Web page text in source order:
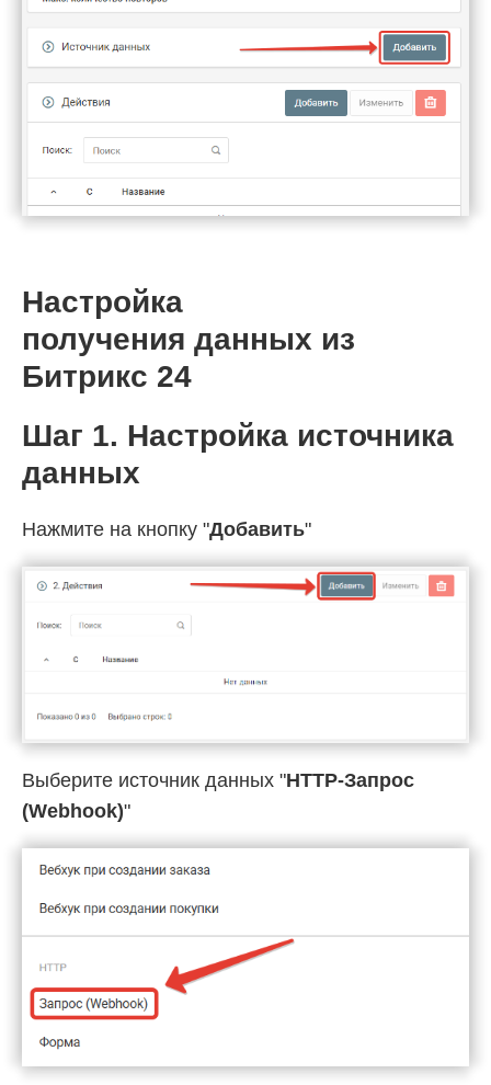
Настройка
получения данных из
Битрикс 24
Шаг 1. Настройка источника
данных
Нажмите на кнопку "Добавить"
Выберите источник данных "HTTP-Запрос
(Webhook)"